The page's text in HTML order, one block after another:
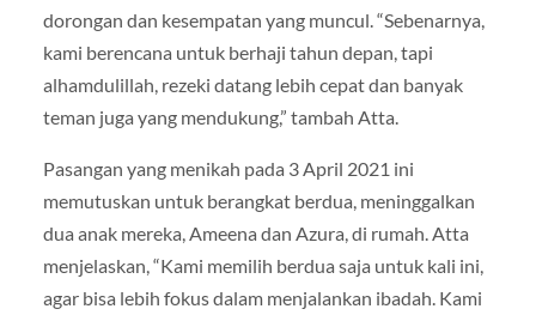
dorongan dan kesempatan yang muncul. “Sebenarnya,
kami berencana untuk berhaji tahun depan, tapi
alhamdulillah, rezeki datang lebih cepat dan banyak
teman juga yang mendukung,” tambah Atta.
Pasangan yang menikah pada 3 April 2021 ini
memutuskan untuk berangkat berdua, meninggalkan
dua anak mereka, Ameena dan Azura, di rumah. Atta
menjelaskan, “Kami memilih berdua saja untuk kali ini,
agar bisa lebih fokus dalam menjalankan ibadah. Kami